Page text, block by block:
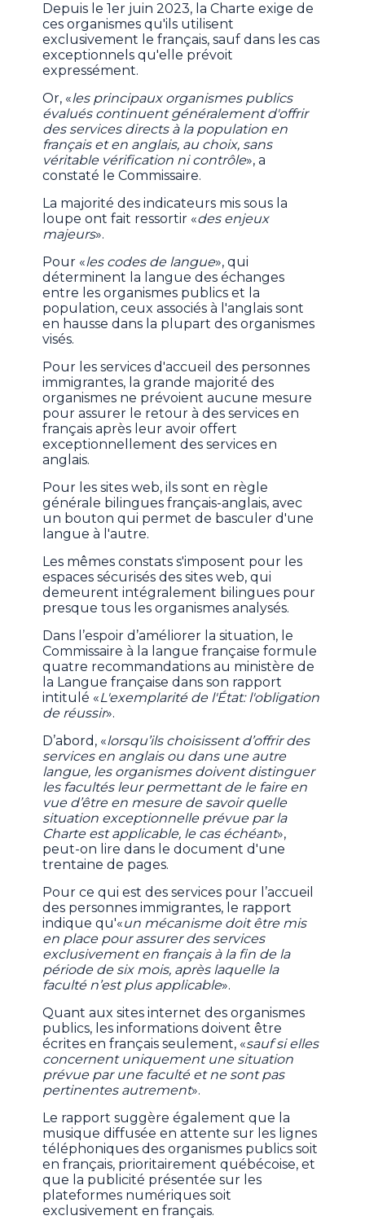
Depuis le 1er juin 2023, la Charte exige de
ces organismes qu'ils utilisent
exclusivement le français, sauf dans les cas
exceptionnels qu'elle prévoit
expressément.
Or, «les principaux organismes publics
évalués continuent généralement d'offrir
des services directs à la population en
français et en anglais, au choix, sans
véritable vérification ni contrôle», a
constaté le Commissaire.
La majorité des indicateurs mis sous la
loupe ont fait ressortir «des enjeux
majeurs».
Pour «les codes de langue», qui
déterminent la langue des échanges
entre les organismes publics et la
population, ceux associés à l'anglais sont
en hausse dans la plupart des organismes
visés.
Pour les services d'accueil des personnes
immigrantes, la grande majorité des
organismes ne prévoient aucune mesure
pour assurer le retour à des services en
français après leur avoir offert
exceptionnellement des services en
anglais.
Pour les sites web, ils sont en règle
générale bilingues français-anglais, avec
un bouton qui permet de basculer d'une
langue à l'autre.
Les mêmes constats s'imposent pour les
espaces sécurisés des sites web, qui
demeurent intégralement bilingues pour
presque tous les organismes analysés.
Dans l’espoir d’améliorer la situation, le
Commissaire à la langue française formule
quatre recommandations au ministère de
la Langue française dans son rapport
intitulé «L'exemplarité de l'État: l'obligation
de réussir».
D’abord, «lorsqu’ils choisissent d’offrir des
services en anglais ou dans une autre
langue, les organismes doivent distinguer
les facultés leur permettant de le faire en
vue d’être en mesure de savoir quelle
situation exceptionnelle prévue par la
Charte est applicable, le cas échéant»,
peut-on lire dans le document d'une
trentaine de pages.
Pour ce qui est des services pour l’accueil
des personnes immigrantes, le rapport
indique qu'«un mécanisme doit être mis
en place pour assurer des services
exclusivement en français à la fin de la
période de six mois, après laquelle la
faculté n’est plus applicable».
Quant aux sites internet des organismes
publics, les informations doivent être
écrites en français seulement, «sauf si elles
concernent uniquement une situation
prévue par une faculté et ne sont pas
pertinentes autrement».
Le rapport suggère également que la
musique diffusée en attente sur les lignes
téléphoniques des organismes publics soit
en français, prioritairement québécoise, et
que la publicité présentée sur les
plateformes numériques soit
exclusivement en français.